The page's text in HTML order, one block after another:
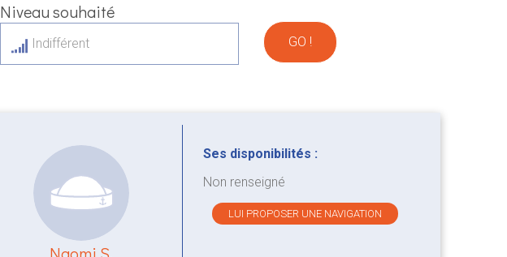
Niveau souhaité
Indifférent
Ses disponibilités :
Non renseigné
LUI PROPOSER UNE NAVIGATION